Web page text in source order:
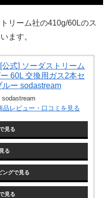
リーム社の410g/60Lのス
ます。
公式] ソーダストリーム
60L 交換用ガス2本セ
ルー sodastream
sodastream
品レビュー・口コミを見る
見る
る
ングで見る
見る